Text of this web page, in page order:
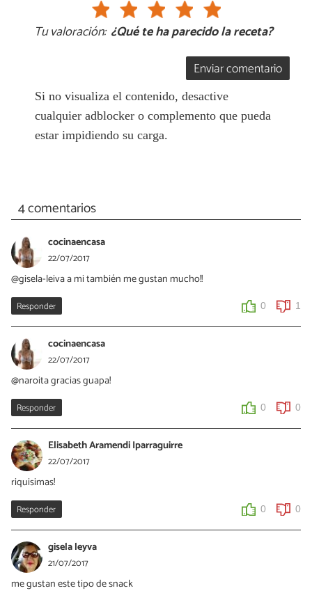
Tu valoración: ¿Qué te ha parecido la receta?
Enviar comentario
Si no visualiza el contenido, desactive
cualquier adblocker o complemento que pueda
estar impidiendo su carga.
4 comentarios
cocinaencasa
22/07/2017
@gisela-leiva a mi también me gustan mucho!!
Responder 0 1
cocinaencasa
22/07/2017
@naroita gracias guapa!
Responder 0 0
Elisabeth Aramendi Iparraguirre
22/07/2017
riquisimas!
Responder 0 0
gisela leyva
21/07/2017
me gustan este tipo de snack